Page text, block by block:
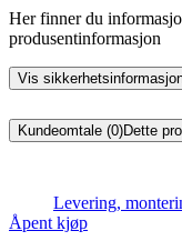
Her finner du
produsentinformasjon
Vis
Kundeomtale (0)Dette
Levering,
Åpent kjøp